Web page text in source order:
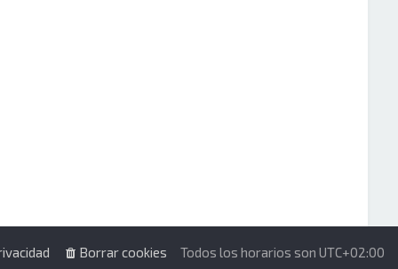
Todos los horarios son UTC+02:00
Borrar cookies